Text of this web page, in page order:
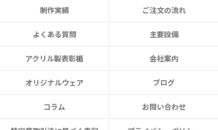
制作実績 ご注文の流れ
よくある質問 主要設備
アクリル製表彰楯 会社案内
オリジナルウェア ブログ
コラム お問い合わせ